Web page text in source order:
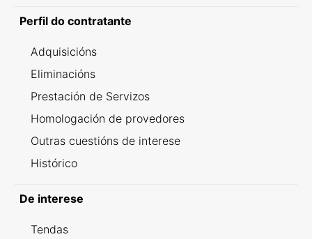
Perfil do contratante
Adquisicións
Eliminacións
Prestación de Servizos
Homologación de provedores
Outras cuestións de interese
Histórico
De interese
Tendas